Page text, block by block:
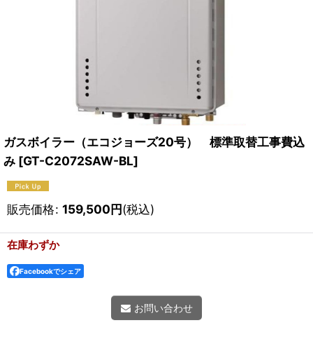
ガスボイラー（エコジョーズ20号） 標準取替工事費込
み [GT-C2072SAW-BL]
販売価格: 159,500円(税込)
在庫わずか
Facebookでシェア
お問い合わせ